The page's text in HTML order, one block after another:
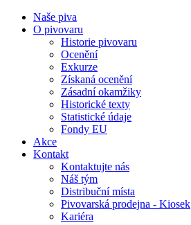
Naše piva
O pivovaru
Historie pivovaru
Ocenění
Exkurze
Získaná ocenění
Zásadní okamžiky
Historické texty
Statistické údaje
Fondy EU
Akce
Kontakt
Kontaktujte nás
Náš tým
Distribuční místa
Pivovarská prodejna - Kiosek
Kariéra